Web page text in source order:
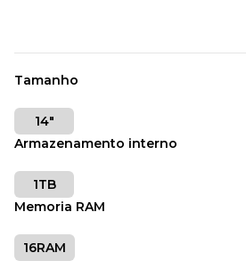
Tamanho
14"
Armazenamento interno
1TB
Memoria RAM
16RAM